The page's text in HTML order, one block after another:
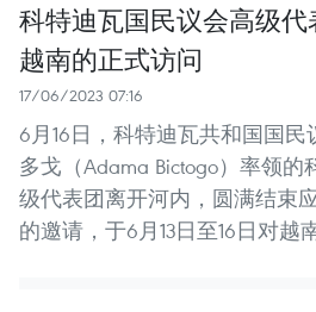
科特迪瓦国民议会高级
越南的正式访问
17/06/2023 07:16
6月16日，科特迪瓦共和国国民
多戈（Adama Bictogo）率领
级代表团离开河内，圆满结束
的邀请，于6月13日至16日对越